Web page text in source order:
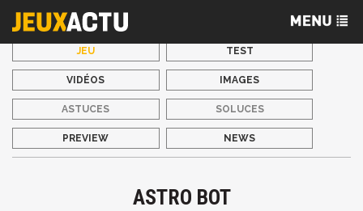
JEU TEST
VIDÉOS IMAGES
ASTUCES SOLUCES
PREVIEW NEWS
ASTRO BOT